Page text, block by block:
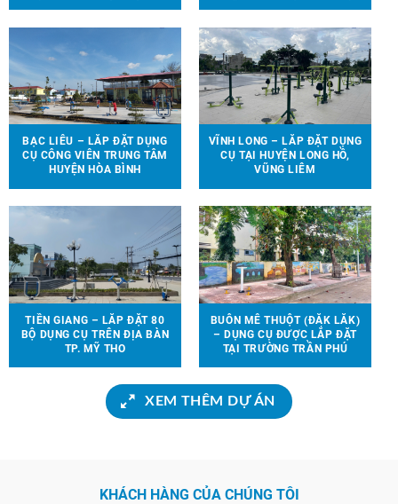
HỌC TẠI 6 TỈNH THÀNH
BẠC LIÊU – LẮP ĐẶT DỤNG
CỤ CÔNG VIÊN TRUNG TÂM
HUYỆN HÒA BÌNH
VĨNH LONG – LẮP ĐẶT DỤNG
CỤ TẠI HUYỆN LONG HỒ,
VŨNG LIÊM
TIỀN GIANG – LẮP ĐẶT 80
BỘ DỤNG CỤ TRÊN ĐỊA BÀN
TP. MỸ THO
BUÔN MÊ THUỘT (ĐẮK LẮK)
– DỤNG CỤ ĐƯỢC LẮP ĐẶT
TẠI TRƯỜNG TRẦN PHÚ
XEM THÊM DỰ ÁN
KHÁCH HÀNG CỦA CHÚNG TÔI